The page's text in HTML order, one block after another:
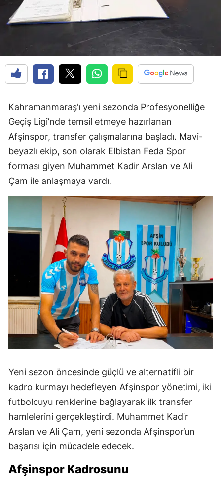
Kahramanmaraş’ı yeni sezonda Profesyonelliğe
Geçiş Ligi’nde temsil etmeye hazırlanan
Afşinspor, transfer çalışmalarına başladı. Mavi-
beyazlı ekip, son olarak Elbistan Feda Spor
forması giyen Muhammet Kadir Arslan ve Ali
Çam ile anlaşmaya vardı.
Yeni sezon öncesinde güçlü ve alternatifli bir
kadro kurmayı hedefleyen Afşinspor yönetimi, iki
futbolcuyu renklerine bağlayarak ilk transfer
hamlelerini gerçekleştirdi. Muhammet Kadir
Arslan ve Ali Çam, yeni sezonda Afşinspor’un
başarısı için mücadele edecek.
Afşinspor Kadrosunu